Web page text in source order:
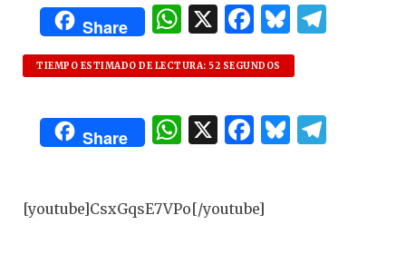
Share
W
h
at
s
A
p
X F
a
c
e
b
o
k
B
lu
es
k
y
TIEMPO ESTIMADO DE LECTURA: 52 SEGUNDOS
Share
W
s
X F
e
B
[youtube]CsxGqsE7VPo[/youtube]